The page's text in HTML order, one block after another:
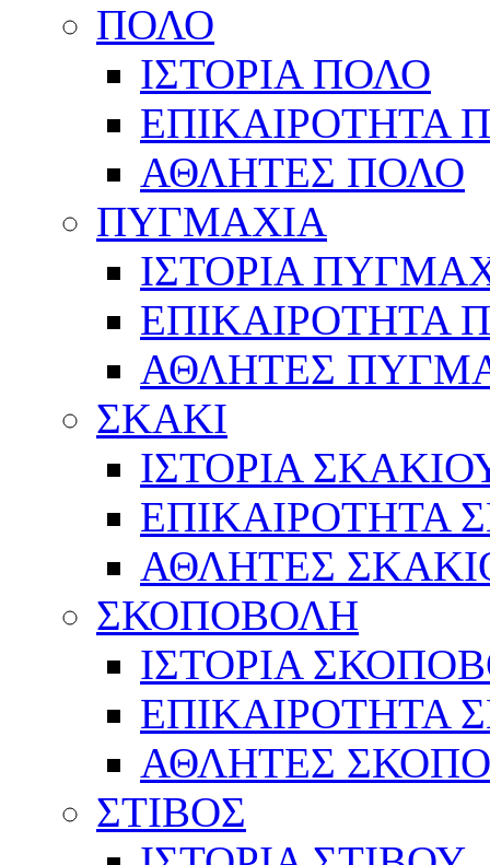
ΠΟΛΟ
ΙΣΤΟΡΙΑ ΠΟΛΟ
ΕΠΙΚΑΙΡΟΤΗΤΑ
ΑΘΛΗΤΕΣ ΠΟΛΟ
ΠΥΓΜΑΧΙΑ
ΙΣΤΟΡΙΑ
ΕΠΙΚΑΙΡΟΤΗΤΑ
ΑΘΛΗΤΕΣ
ΣΚΑΚΙ
ΙΣΤΟΡΙΑ
ΕΠΙΚΑΙΡΟΤΗΤΑ
ΑΘΛΗΤΕΣ
ΣΚΟΠΟΒΟΛΗ
ΙΣΤΟΡΙΑ
ΕΠΙΚΑΙΡΟΤΗΤΑ
ΑΘΛΗΤΕΣ
ΣΤΙΒΟΣ